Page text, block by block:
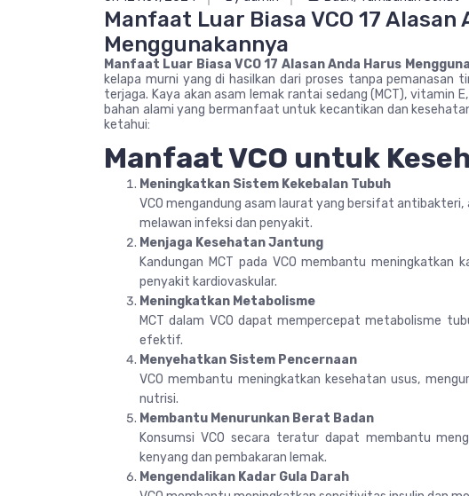
Manfaat Luar Biasa VCO 17 Alasan
Menggunakannya
Manfaat Luar Biasa VCO 17 Alasan Anda Harus
kelapa murni yang di hasilkan dari proses tanpa pemanasan
terjaga. Kaya akan asam lemak rantai sedang (MCT), vitamin
bahan alami yang bermanfaat untuk kecantikan dan
ketahui:
Manfaat VCO untuk
Meningkatkan Sistem Kekebalan Tubuh
VCO mengandung asam laurat yang bersifat
melawan infeksi dan penyakit.
Menjaga Kesehatan Jantung
Kandungan MCT pada VCO membantu meningkatkan
penyakit kardiovaskular.
Meningkatkan Metabolisme
MCT dalam VCO dapat mempercepat metabolisme
efektif.
Menyehatkan Sistem Pencernaan
VCO membantu meningkatkan kesehatan usus,
nutrisi.
Membantu Menurunkan Berat Badan
Konsumsi VCO secara teratur dapat membantu
kenyang dan pembakaran lemak.
Mengendalikan Kadar Gula Darah